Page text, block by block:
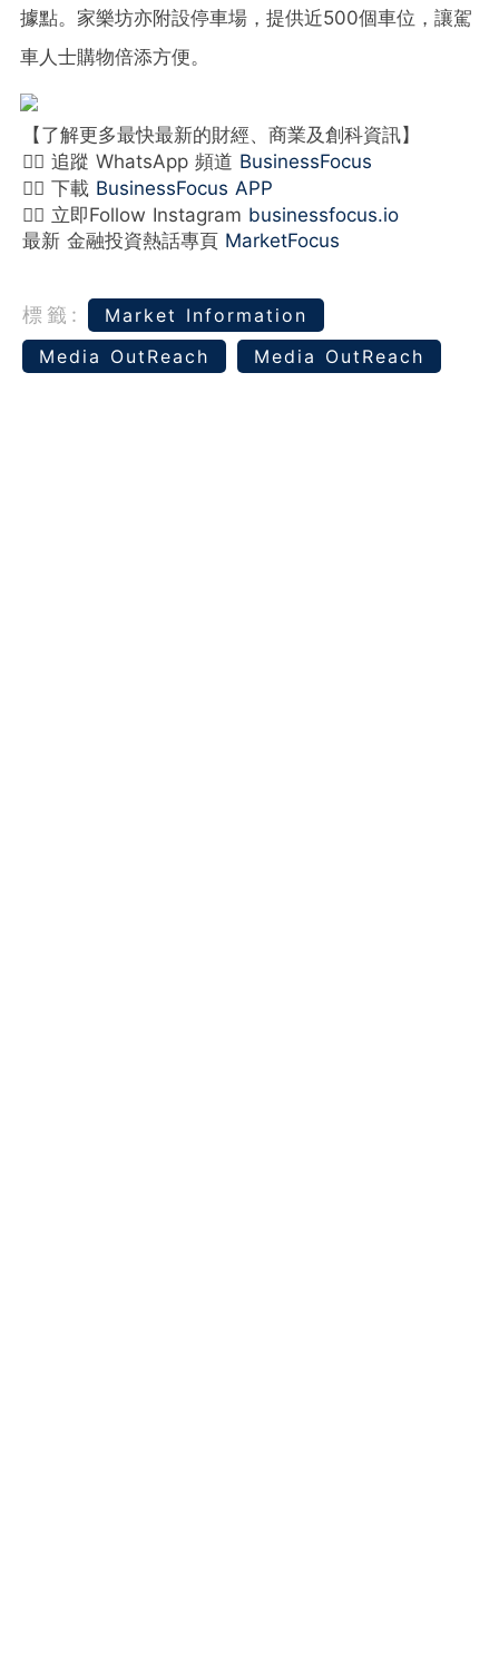
據點。家樂坊亦附設停車場，提供近500個車位，讓駕
車人士購物倍添方便。
【了解更多最快最新的財經、商業及創科資訊】
👉🏻 追蹤 WhatsApp 頻道 BusinessFocus
👉🏻 下載 BusinessFocus APP
👉🏻 立即Follow Instagram businessfocus.io
最新 金融投資熱話專頁 MarketFocus
標籤:
Market Information
Media OutReach
Media OutReach